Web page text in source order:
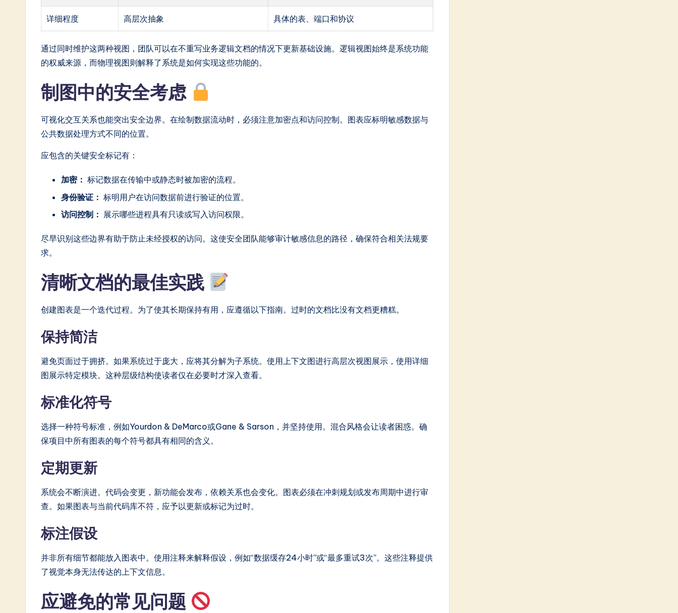
详细程度 高层次抽象 具体的表、端口和协议
通过同时维护这两种视图，团队可以在不重写业务逻辑文档的情况下更新基础设施。逻辑视图始终是系统功能
的权威来源，而物理视图则解释了系统是如何实现这些功能的。
制图中的安全考虑
可视化交互关系也能突出安全边界。在绘制数据流动时，必须注意加密点和访问控制。图表应标明敏感数据与
公共数据处理方式不同的位置。
应包含的关键安全标记有：
加密： 标记数据在传输中或静态时被加密的流程。
身份验证： 标明用户在访问数据前进行验证的位置。
访问控制： 展示哪些进程具有只读或写入访问权限。
尽早识别这些边界有助于防止未经授权的访问。这使安全团队能够审计敏感信息的路径，确保符合相关法规要
求。
清晰文档的最佳实践
创建图表是一个迭代过程。为了使其长期保持有用，应遵循以下指南。过时的文档比没有文档更糟糕。
保持简洁
避免页面过于拥挤。如果系统过于庞大，应将其分解为子系统。使用上下文图进行高层次视图展示，使用详细
图展示特定模块。这种层级结构使读者仅在必要时才深入查看。
标准化符号
选择一种符号标准，例如Yourdon & DeMarco或Gane & Sarson，并坚持使用。混合风格会让读者困惑。确
保项目中所有图表的每个符号都具有相同的含义。
定期更新
系统会不断演进。代码会变更，新功能会发布，依赖关系也会变化。图表必须在冲刺规划或发布周期中进行审
查。如果图表与当前代码库不符，应予以更新或标记为过时。
标注假设
并非所有细节都能放入图表中。使用注释来解释假设，例如“数据缓存24小时”或“最多重试3次”。这些注释提供
了视觉本身无法传达的上下文信息。
应避免的常见问题